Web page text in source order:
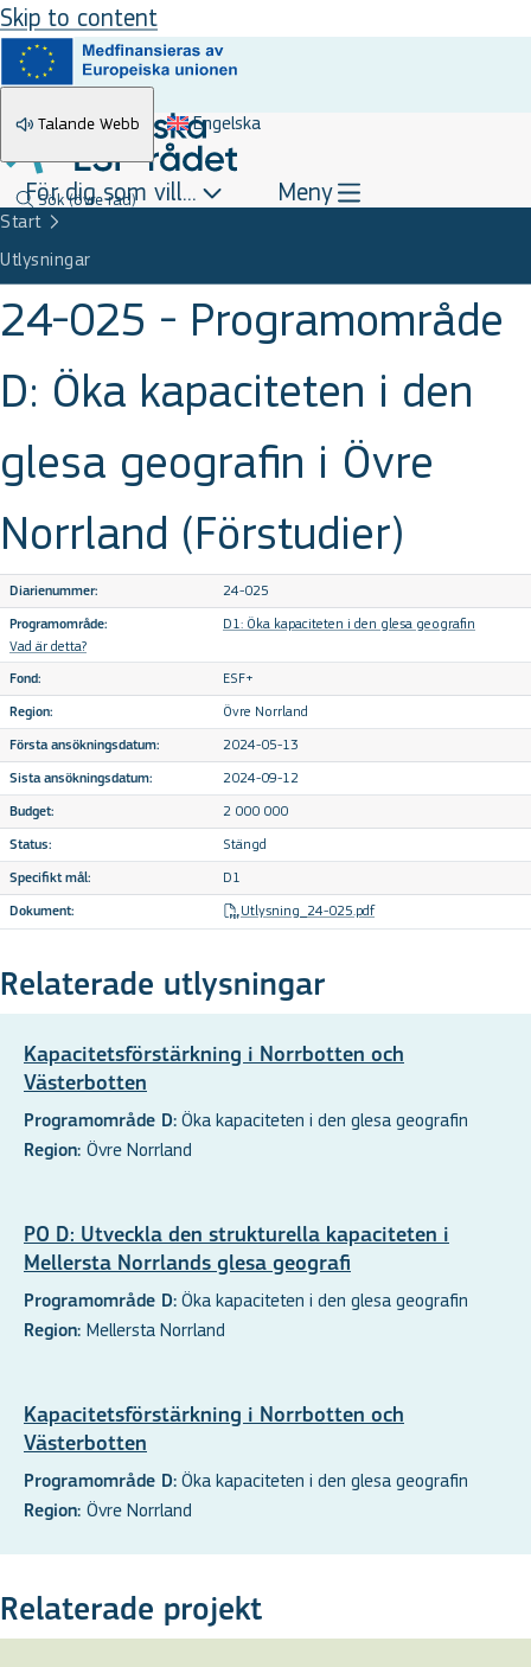
Skip to content
Talande Webb Engelska
Sök(övre rad)
För dig som vill... Meny
Start
Utlysningar
24-025 - Programområde
D: Öka kapaciteten i den
glesa geografin i Övre
Norrland (Förstudier)
Diarienummer: 24-025
Programområde:
Vad är detta?
D1: Öka kapaciteten i den glesa geografin
Fond: ESF+
Region: Övre Norrland
Första ansökningsdatum: 2024-05-13
Sista ansökningsdatum: 2024-09-12
Budget: 2 000 000
Status: Stängd
Specifikt mål: D1
Dokument: Utlysning_24-025.pdf
Relaterade utlysningar
Kapacitetsförstärkning i Norrbotten och
Västerbotten
Programområde D: Öka kapaciteten i den glesa geografin
Region: Övre Norrland
PO D: Utveckla den strukturella kapaciteten i
Mellersta Norrlands glesa geografi
Programområde D: Öka kapaciteten i den glesa geografin
Region: Mellersta Norrland
Kapacitetsförstärkning i Norrbotten och
Västerbotten
Programområde D: Öka kapaciteten i den glesa geografin
Region: Övre Norrland
Relaterade projekt